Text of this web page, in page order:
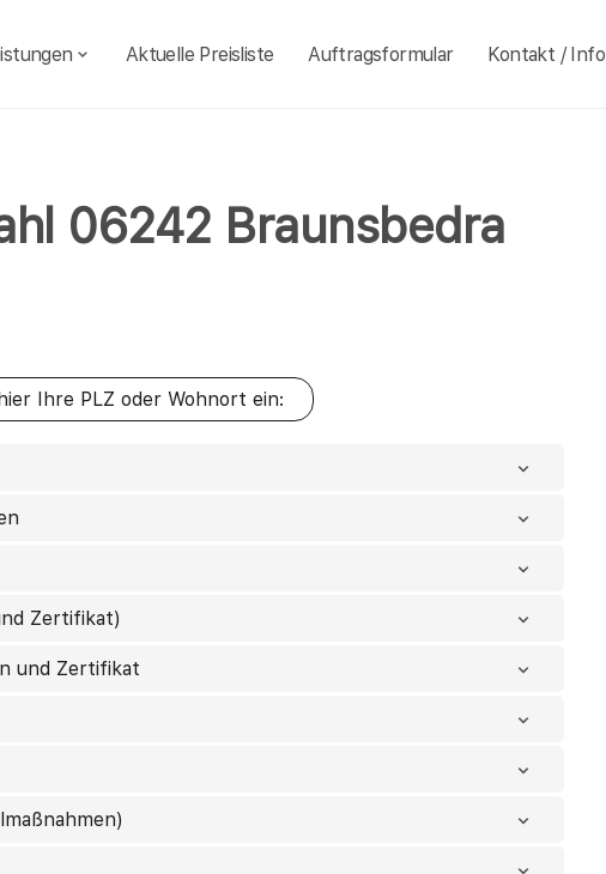
Aktuelle Preisliste Auftragsformular Kontakt / Info
06242 Braunsbedra
Zertifikat)
und Zertifikat